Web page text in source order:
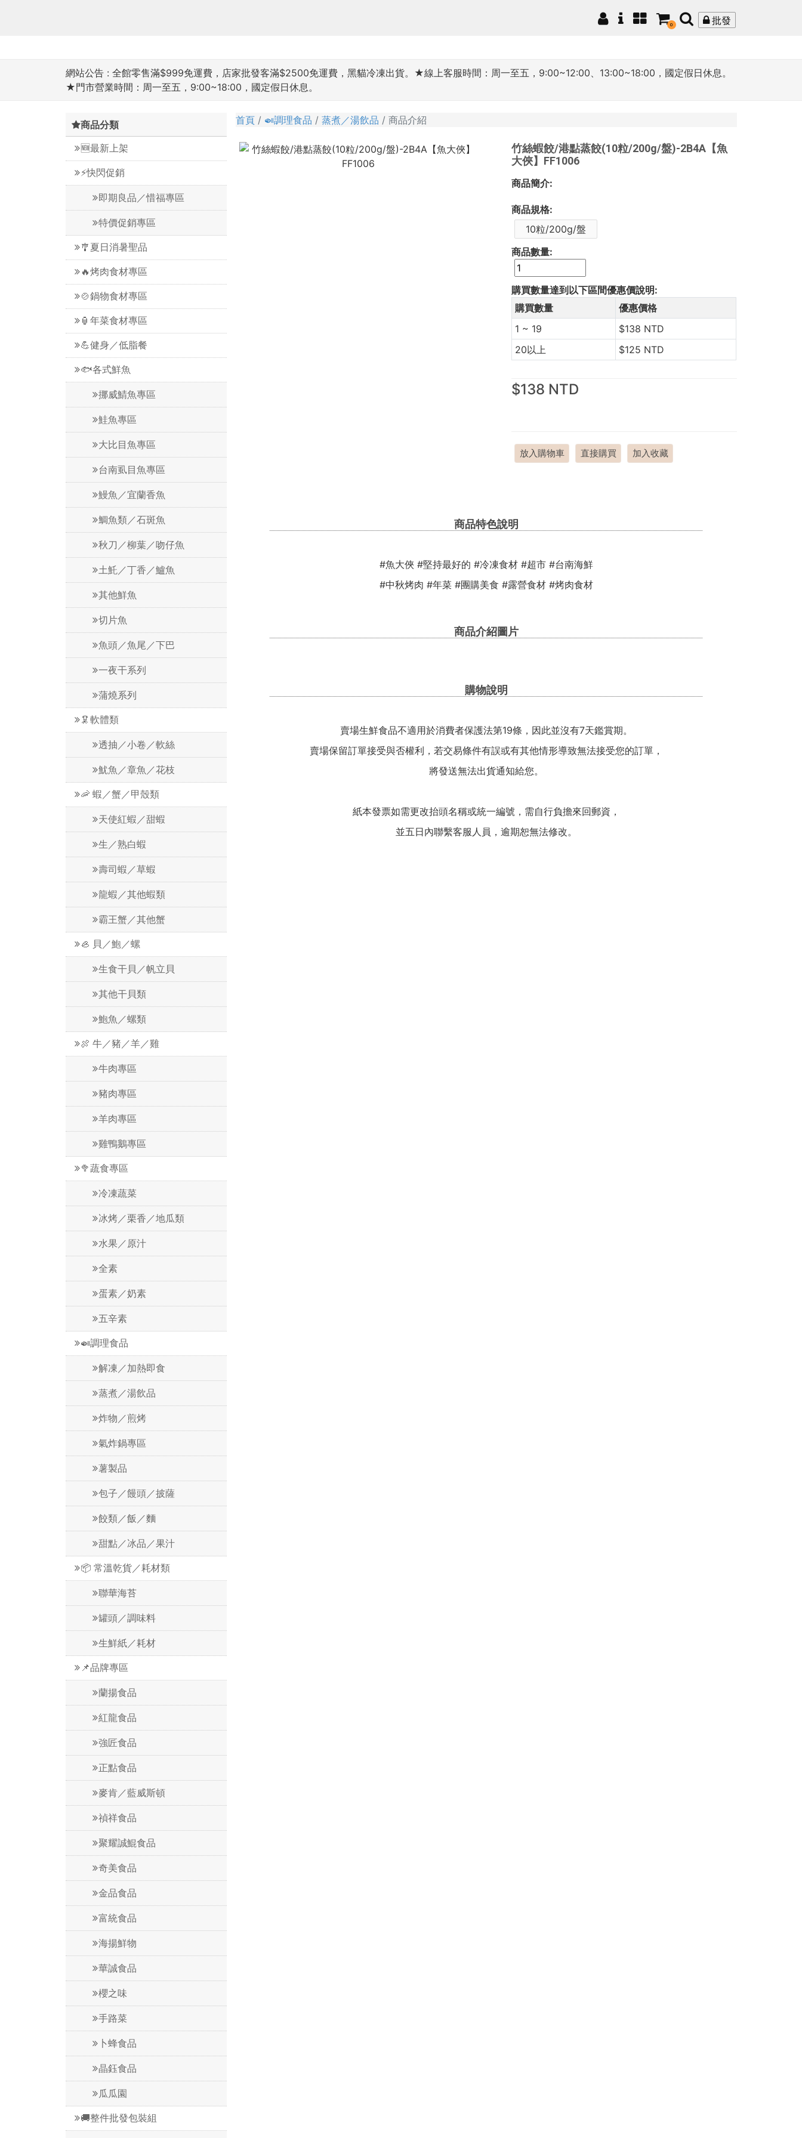
0 批發
網站公告 : 全館零售滿$999免運費，店家批發客滿$2500免運費，黑貓冷凍出貨。★線上客服時間：周一至五，9:00~12:00、13:00~18:00，國定假日休息。
★門市營業時間：周一至五，9:00~18:00，國定假日休息。
商品分類
🆕最新上架
⚡️快閃促銷
即期良品／惜福專區
特價促銷專區
🎐夏日消暑聖品
🔥烤肉食材專區
🍲鍋物食材專區
🏮年菜食材專區
💪健身／低脂餐
🐟各式鮮魚
挪威鯖魚專區
鮭魚專區
大比目魚專區
台南虱目魚專區
鰻魚／宜蘭香魚
鯛魚類／石斑魚
秋刀／柳葉／吻仔魚
土魠／丁香／鱸魚
其他鮮魚
切片魚
魚頭／魚尾／下巴
一夜干系列
蒲燒系列
🦑軟體類
透抽／小卷／軟絲
魷魚／章魚／花枝
🦐 蝦／蟹／甲殼類
天使紅蝦／甜蝦
生／熟白蝦
壽司蝦／草蝦
龍蝦／其他蝦類
霸王蟹／其他蟹
🦪 貝／鮑／螺
生食干貝／帆立貝
其他干貝類
鮑魚／螺類
🍖 牛／豬／羊／雞
牛肉專區
豬肉專區
羊肉專區
雞鴨鵝專區
🥦蔬食專區
冷凍蔬菜
冰烤／栗香／地瓜類
水果／原汁
全素
蛋素／奶素
五辛素
🍛調理食品
解凍／加熱即食
蒸煮／湯飲品
炸物／煎烤
氣炸鍋專區
薯製品
包子／饅頭／披薩
餃類／飯／麵
甜點／冰品／果汁
📦 常溫乾貨／耗材類
聯華海苔
罐頭／調味料
生鮮紙／耗材
📌品牌專區
蘭揚食品
紅龍食品
強匠食品
正點食品
麥肯／藍威斯頓
禎祥食品
聚耀誠鯤食品
奇美食品
金品食品
富統食品
海揚鮮物
華誠食品
櫻之味
手路菜
卜蜂食品
晶鈺食品
瓜瓜園
🚚整件批發包裝組
首頁 🍛調理食品 蒸煮／湯飲品 商品介紹
竹絲蝦餃/港點蒸餃(10粒/200g/盤)-2B4A【魚
大俠】FF1006
商品簡介:
商品規格:
10粒/200g/盤
商品數量:
購買數量達到以下區間優惠價說明:
購買數量
優惠價格
1 ~ 19
$138 NTD
20以上
$125 NTD
$138 NTD
放入購物車 直接購買 加入收藏
商品特色說明
#魚大俠 #堅持最好的 #冷凍食材 #超市 #台南海鮮
#中秋烤肉 #年菜 #團購美食 #露營食材 #烤肉食材
商品介紹圖片
購物說明
賣場生鮮食品不適用於消費者保護法第19條，因此並沒有7天鑑賞期。
賣場保留訂單接受與否權利，若交易條件有誤或有其他情形導致無法接受您的訂單，
將發送無法出貨通知給您。
紙本發票如需更改抬頭名稱或統一編號，需自行負擔來回郵資，
並五日內聯繫客服人員，逾期恕無法修改。